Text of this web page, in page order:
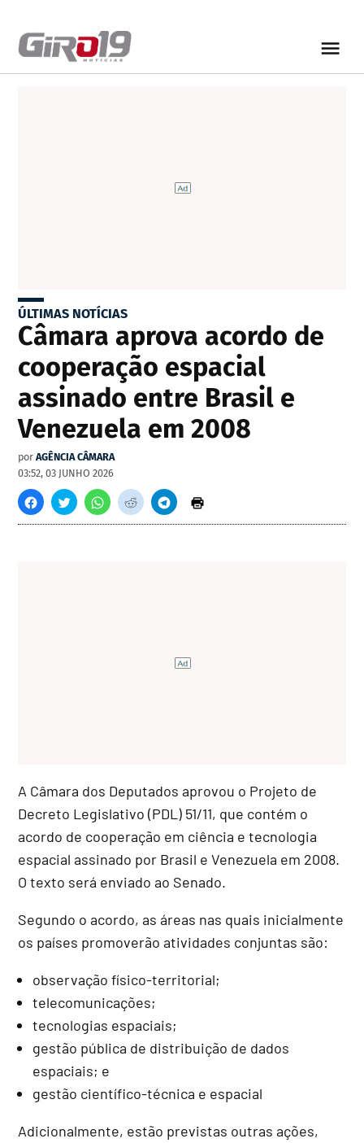
ÚLTIMAS NOTÍCIAS
Câmara aprova acordo de
cooperação espacial
assinado entre Brasil e
Venezuela em 2008
por AGÊNCIA CÂMARA
03:52, 03 JUNHO 2026
A Câmara dos Deputados aprovou o Projeto de
Decreto Legislativo (PDL) 51/11, que contém o
acordo de cooperação em ciência e tecnologia
espacial assinado por Brasil e Venezuela em 2008.
O texto será enviado ao Senado.
Segundo o acordo, as áreas nas quais inicialmente
os países promoverão atividades conjuntas são:
observação físico-territorial;
telecomunicações;
tecnologias espaciais;
gestão pública de distribuição de dados
espaciais; e
gestão científico-técnica e espacial
Adicionalmente, estão previstas outras ações,